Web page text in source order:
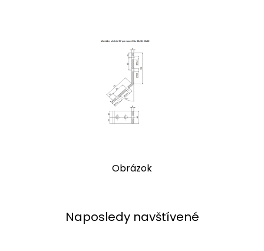
Obrázok
Naposledy navštívené